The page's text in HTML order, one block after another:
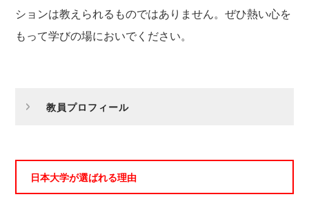
ションは教えられるものではありません。ぜひ熱い心を
もって学びの場においでください。
教員プロフィール
日本大学が選ばれる理由